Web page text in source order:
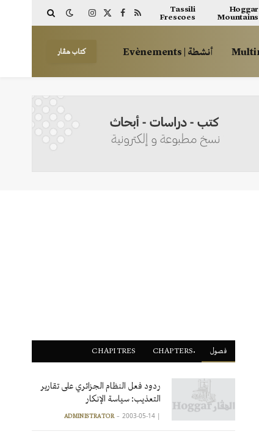
Hoggar
Mountains
Tassili
Frescoes
RSS
Facebook
X
Instagram
أنشطة | Evènements كتاب هڤار
فصول CHAPITRES
ردود فعل النظام الجزائري على تقارير
التعذيب: سياسة الإنكار
|
ADMINISTRATOR 2003-05-14